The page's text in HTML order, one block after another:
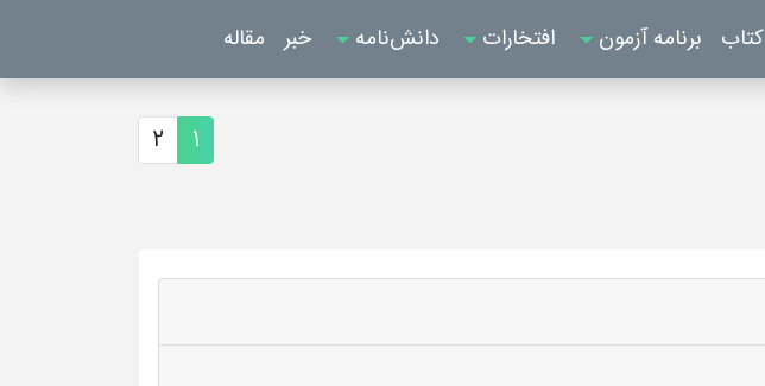
کتاب برنامه آزمون افتخارات دانش‌نامه خبر مقاله
1
2